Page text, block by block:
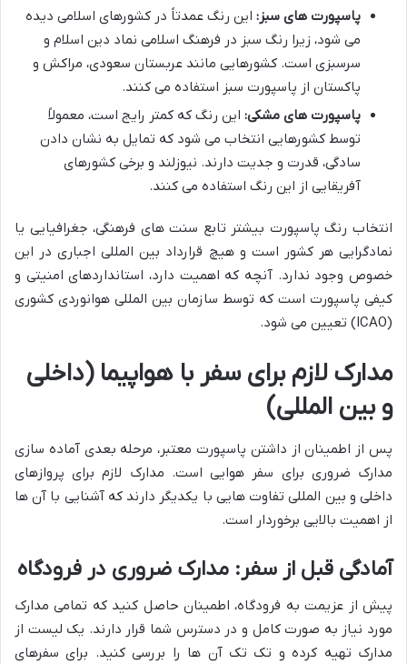
پاسپورت های سبز: این رنگ عمدتاً در کشورهای اسلامی دیده
می شود، زیرا رنگ سبز در فرهنگ اسلامی نماد دین اسلام و
سرسبزی است. کشورهایی مانند عربستان سعودی، مراکش و
پاکستان از پاسپورت سبز استفاده می کنند.
پاسپورت های مشکی: این رنگ که کمتر رایج است، معمولاً
توسط کشورهایی انتخاب می شود که تمایل به نشان دادن
سادگی، قدرت و جدیت دارند. نیوزلند و برخی کشورهای
آفریقایی از این رنگ استفاده می کنند.
انتخاب رنگ پاسپورت بیشتر تابع سنت های فرهنگی، جغرافیایی یا
نمادگرایی هر کشور است و هیچ قرارداد بین المللی اجباری در این
خصوص وجود ندارد. آنچه که اهمیت دارد، استانداردهای امنیتی و
کیفی پاسپورت است که توسط سازمان بین المللی هوانوردی کشوری
(ICAO) تعیین می شود.
مدارک لازم برای سفر با هواپیما (داخلی
و بین المللی)
پس از اطمینان از داشتن پاسپورت معتبر، مرحله بعدی آماده سازی
مدارک ضروری برای سفر هوایی است. مدارک لازم برای پروازهای
داخلی و بین المللی تفاوت هایی با یکدیگر دارند که آشنایی با آن ها
از اهمیت بالایی برخوردار است.
آمادگی قبل از سفر: مدارک ضروری در فرودگاه
پیش از عزیمت به فرودگاه، اطمینان حاصل کنید که تمامی مدارک
مورد نیاز به صورت کامل و در دسترس شما قرار دارند. یک لیست از
مدارک تهیه کرده و تک تک آن ها را بررسی کنید. برای سفرهای